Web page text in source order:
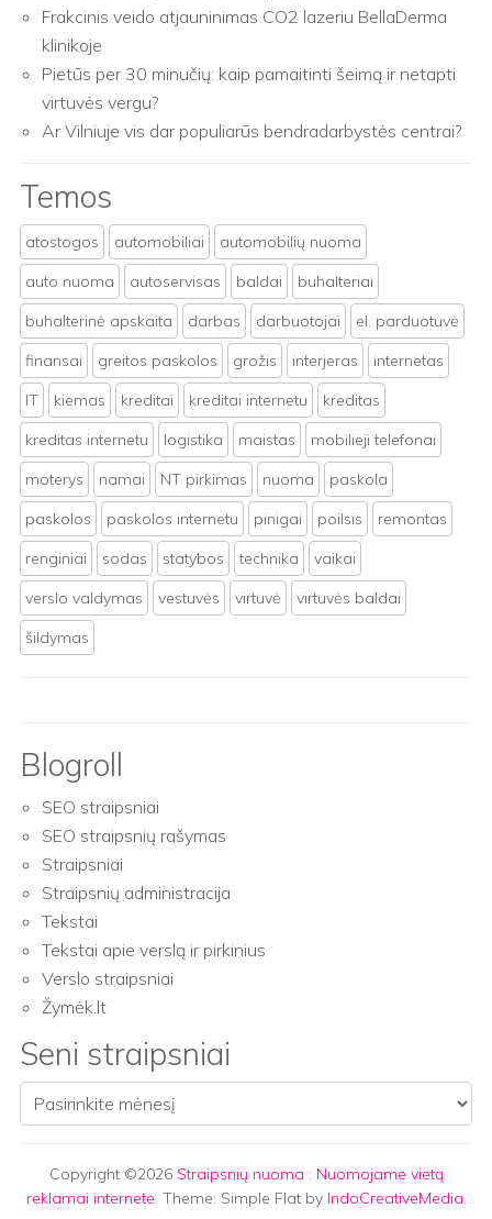
Frakcinis veido atjauninimas CO2 lazeriu BellaDerma
klinikoje
Pietūs per 30 minučių: kaip pamaitinti šeimą ir netapti
virtuvės vergu?
Ar Vilniuje vis dar populiarūs bendradarbystės centrai?
Temos
atostogos automobiliai
automobilių nuoma
auto nuoma
autoservisas baldai
buhalteriai
buhalterinė apskaita
darbas darbuotojai
el. parduotuvė
finansai
greitos paskolos grožis interjeras
internetas
IT
kiemas kreditai kreditai internetu
kreditas
kreditas internetu
logistika maistas
mobilieji telefonai
moterys
namai NT pirkimas nuoma
paskola
paskolos
paskolos internetu pinigai poilsis
remontas
renginiai
sodas statybos technika
vaikai
verslo valdymas
vestuvės virtuvė
virtuvės baldai
šildymas
Blogroll
SEO straipsniai
SEO straipsnių rašymas
Straipsniai
Straipsnių administracija
Tekstai
Tekstai apie verslą ir pirkinius
Verslo straipsniai
Žymėk.lt
Seni straipsniai
Seni straipsniai
Copyright ©2026 Straipsnių nuoma : Nuomojame vietą
reklamai internete. Theme: Simple Flat by IndoCreativeMedia.